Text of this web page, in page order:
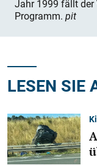
Jahr 1999 fällt
Programm. pit
LESEN SIE